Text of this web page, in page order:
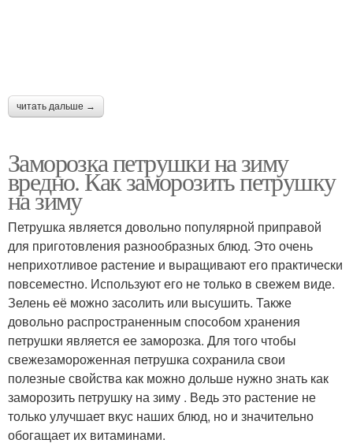
читать дальше →
Заморозка петрушки на зиму
вредно. Как заморозить петрушку
на зиму
Петрушка является довольно популярной приправой
для приготовления разнообразных блюд. Это очень
неприхотливое растение и выращивают его практически
повсеместно. Используют его не только в свежем виде.
Зелень её можно засолить или высушить. Также
довольно распространенным способом хранения
петрушки является ее заморозка. Для того чтобы
свежезамороженная петрушка сохранила свои
полезные свойства как можно дольше нужно знать как
заморозить петрушку на зиму . Ведь это растение не
только улучшает вкус наших блюд, но и значительно
обогащает их витаминами.